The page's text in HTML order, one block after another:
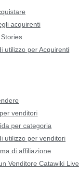
acquirenti
utilizzo per Acquirenti
venditori
per categoria
utilizzo per venditori
di affiliazione
Venditore Catawiki Live